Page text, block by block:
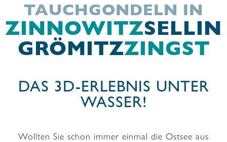
TAUCHGONDELN IN
ZINNOWITZSELLIN
GRÖMITZZINGST
DAS 3D-ERLEBNIS UNTER
WASSER!
Wollten Sie schon immer einmal die Ostsee aus